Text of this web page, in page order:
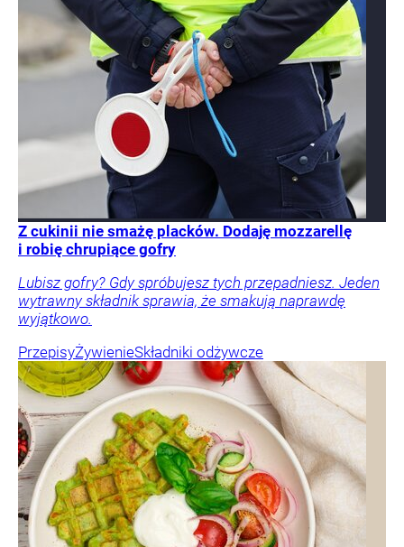
Z cukinii nie smażę placków. Dodaję mozzarellę
i robię chrupiące gofry
Lubisz gofry? Gdy spróbujesz tych przepadniesz. Jeden
wytrawny składnik sprawia, że smakują naprawdę
wyjątkowo.
PrzepisyŻywienieSkładniki odżywcze